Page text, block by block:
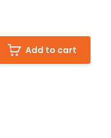
Add to cart